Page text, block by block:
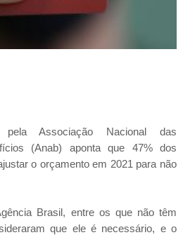
pela Associação Nacional das
(Anab) aponta que 47% dos
o orçamento em 2021 para não
Brasil, entre os que não têm
que ele é necessário, e o